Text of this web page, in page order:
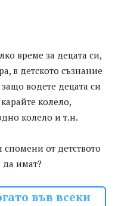
време за децата си,
в детското съзнание
водете децата си
колело,
колело и т.н.
от детството
да имат?
във всеки